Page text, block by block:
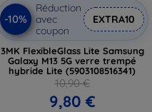
-10%
Réduction
avec
coupon
EXTRA10
3MK FlexibleGlass Lite Samsung
Galaxy M13 5G verre trempé
hybride Lite (5903108516341)
10,90 €
9,80 €